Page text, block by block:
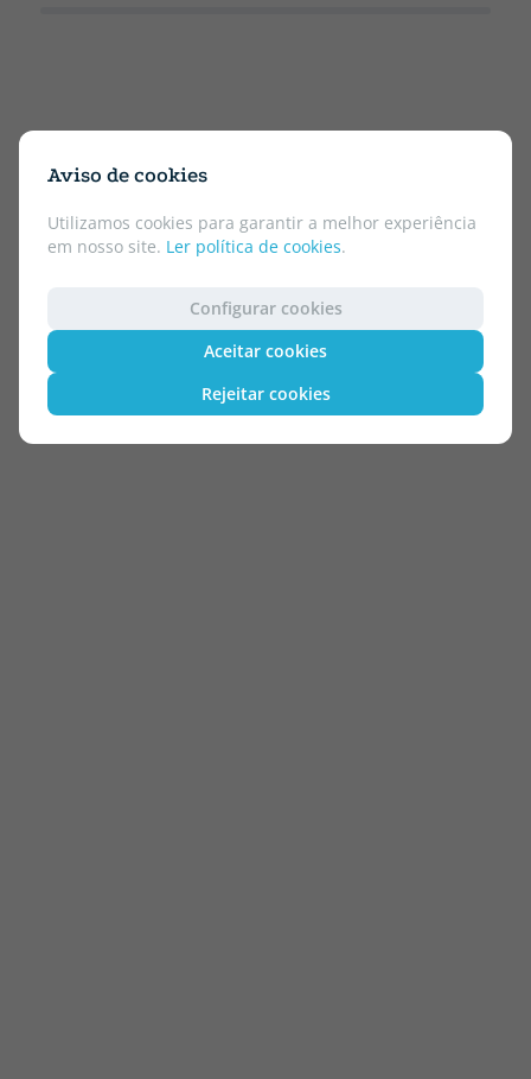
Aviso de cookies
Utilizamos cookies para garantir a melhor experiência
em nosso site. Ler política de cookies.
Configurar cookies
Aceitar cookies
Rejeitar cookies